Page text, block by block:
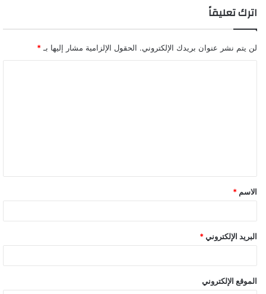
اترك تعليقاً
لن يتم نشر عنوان بريدك الإلكتروني. الحقول الإلزامية مشار إليها بـ *
الاسم *
البريد الإلكتروني *
الموقع الإلكتروني